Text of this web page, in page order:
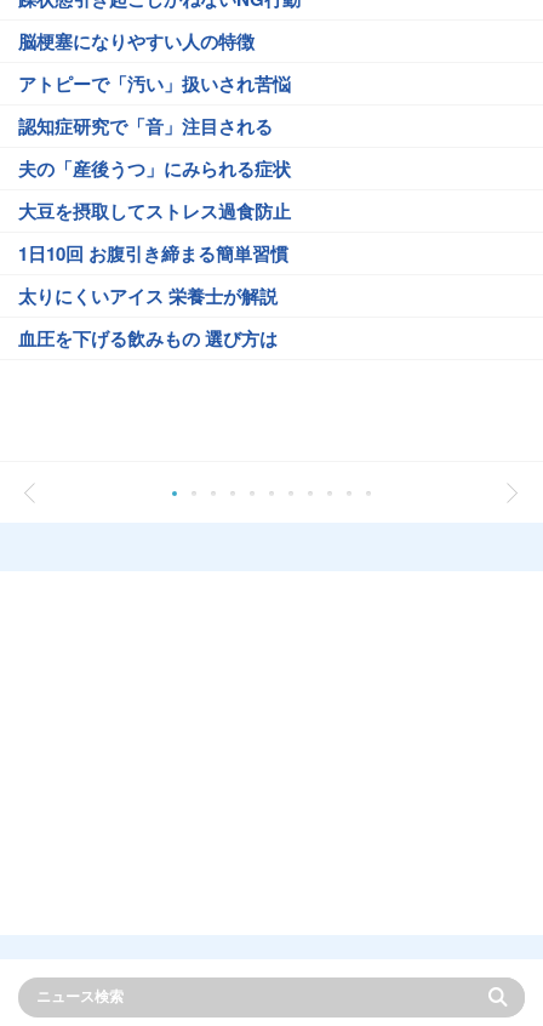
脳梗塞になりやすい人の特徴
アトピーで「汚い」扱いされ苦悩
認知症研究で「音」注目される
夫の「産後うつ」にみられる症状
大豆を摂取してストレス過食防止
1日10回 お腹引き締まる簡単習慣
太りにくいアイス 栄養士が解説
血圧を下げる飲みもの 選び方は